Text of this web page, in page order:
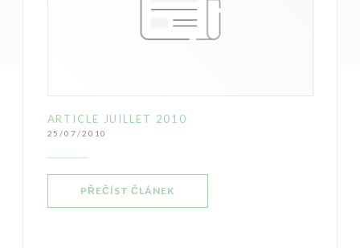
ARTICLE JUILLET 2010
25/07/2010
PŘEČÍST ČLÁNEK